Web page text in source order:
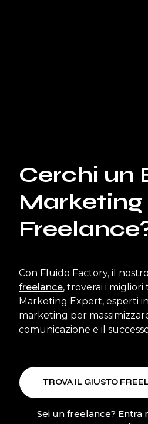
Cerchi un
Con Fluido Factory, il nostro
freelance, troverai i migliori
Marketing Expert, esperti
marketing per
comunicazione e il
TROVA IL GIUSTO
Sei un freelance? Entra